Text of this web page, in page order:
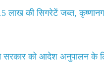
लाख की सिगरेटें जब्त,
ने सरकार को आदेश अनुपालन